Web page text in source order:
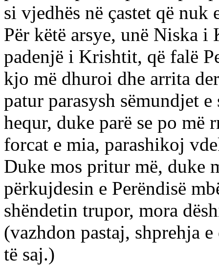
si vjedhës në çastet që nuk
Për këtë arsye, unë Niska
padenjë i Krishtit, që falë
kjo më dhuroi dhe arrita
patur parasysh sëmundjet
hequr, duke parë se po më
forcat e mia, parashikoj
Duke mos pritur më, duke
përkujdesin e Perëndisë
shëndetin trupor, mora
(vazhdon pastaj, shprehja
të saj.)